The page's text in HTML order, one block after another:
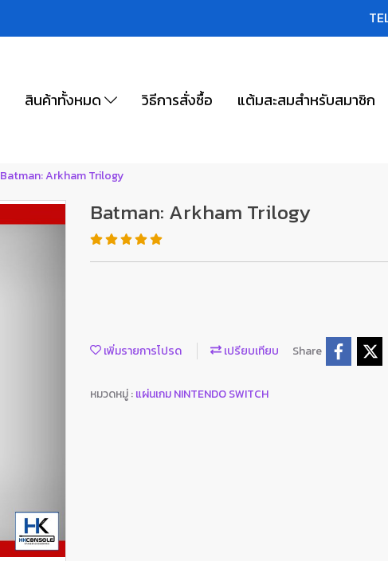
สินค้าทั้งหมด วิธีการสั่งซื้อ แต้มสะสมสำหรับสมาชิก
Batman: Arkham Trilogy
Batman: Arkham Trilogy
เพิ่มรายการโปรด เปรียบเทียบ Share
หมวดหมู่ :แผ่นเกม NINTENDO SWITCH